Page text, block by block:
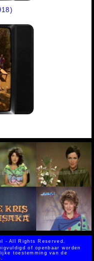
- All Rights Reserved.
of openbaar worden
toestemming van de